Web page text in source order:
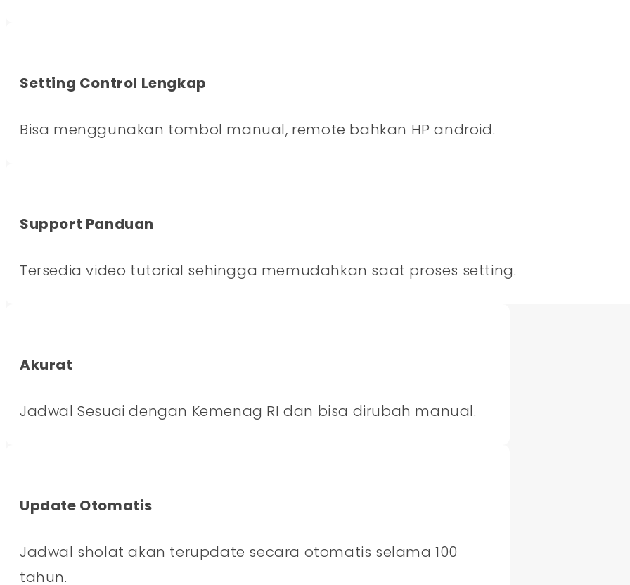
Setting Control Lengkap
Bisa menggunakan tombol manual, remote bahkan HP android.
Support Panduan
Tersedia video tutorial sehingga memudahkan saat proses setting.
Akurat
Jadwal Sesuai dengan Kemenag RI dan bisa dirubah manual.
Update Otomatis
Jadwal sholat akan terupdate secara otomatis selama 100
tahun.